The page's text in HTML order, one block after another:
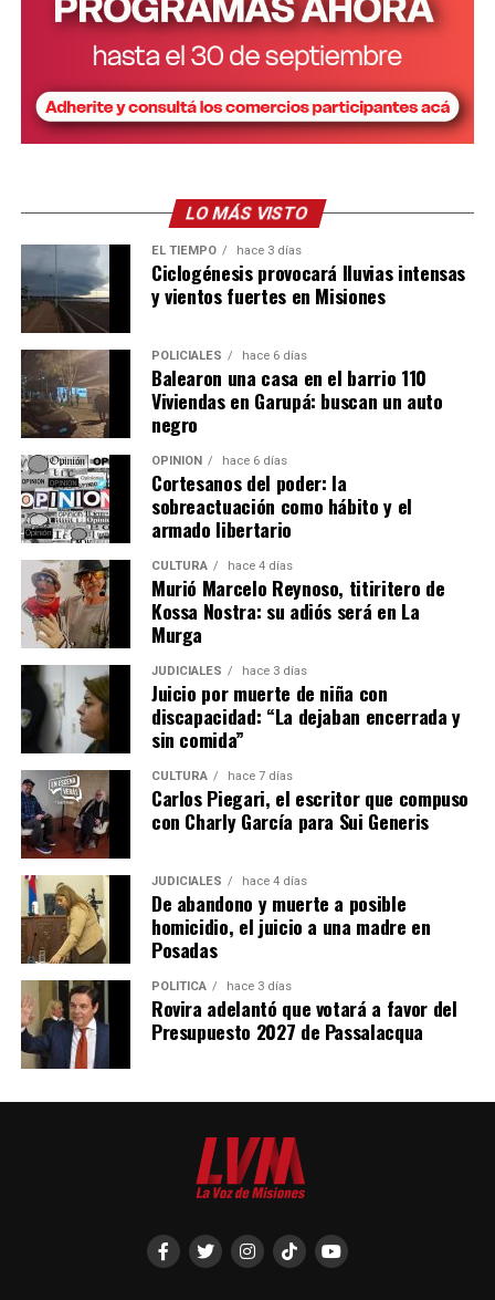
LO MÁS VISTO
EL TIEMPO hace 3 días
Ciclogénesis provocará lluvias intensas
y vientos fuertes en Misiones
POLICIALES hace 6 días
Balearon una casa en el barrio 110
Viviendas en Garupá: buscan un auto
negro
OPINIÓN hace 6 días
Cortesanos del poder: la
sobreactuación como hábito y el
armado libertario
CULTURA hace 4 días
Murió Marcelo Reynoso, titiritero de
Kossa Nostra: su adiós será en La
Murga
JUDICIALES hace 3 días
Juicio por muerte de niña con
discapacidad: “La dejaban encerrada y
sin comida”
CULTURA hace 7 días
Carlos Piegari, el escritor que compuso
con Charly García para Sui Generis
JUDICIALES hace 4 días
De abandono y muerte a posible
homicidio, el juicio a una madre en
Posadas
POLÍTICA hace 3 días
Rovira adelantó que votará a favor del
Presupuesto 2027 de Passalacqua